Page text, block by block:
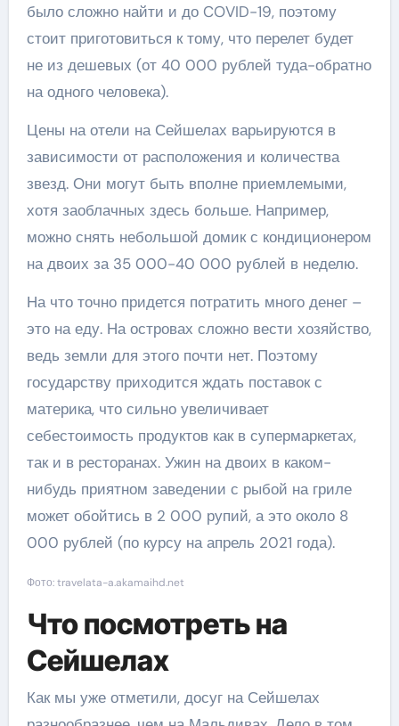
было сложно найти и до COVID-19, поэтому
стоит приготовиться к тому, что перелет будет
не из дешевых (от 40 000 рублей туда-обратно
на одного человека).
Цены на отели на Сейшелах варьируются в
зависимости от расположения и количества
звезд. Они могут быть вполне приемлемыми,
хотя заоблачных здесь больше. Например,
можно снять небольшой домик с кондиционером
на двоих за 35 000-40 000 рублей в неделю.
На что точно придется потратить много денег –
это на еду. На островах сложно вести хозяйство,
ведь земли для этого почти нет. Поэтому
государству приходится ждать поставок с
материка, что сильно увеличивает
себестоимость продуктов как в супермаркетах,
так и в ресторанах. Ужин на двоих в каком-
нибудь приятном заведении с рыбой на гриле
может обойтись в 2 000 рупий, а это около 8
000 рублей (по курсу на апрель 2021 года).
Фото: travelata-a.akamaihd.net
Что посмотреть на
Сейшелах
Как мы уже отметили, досуг на Сейшелах